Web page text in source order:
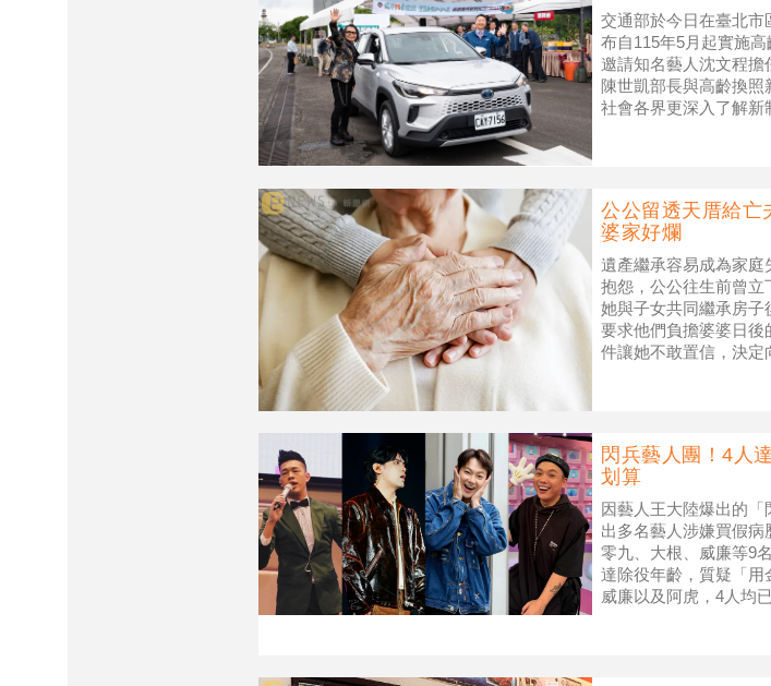
交通部於今日在臺北市
布自115年5月起實施
邀請知名藝人沈文程
陳世凱部長與高齡換
社會各界更深入了解新
公公留透天厝給
婆家好爛
遺產繼承容易成為家庭
抱怨，公公往生前曾立
她與子女共同繼承房子
要求他們負擔婆婆日後
件讓她不敢置信，決
閃兵藝人團！4人
划算
因藝人王大陸爆出的
出多名藝人涉嫌買假
零九、大根、威廉等9
達除役年齡，質疑「用
威廉以及阿虎，4人均